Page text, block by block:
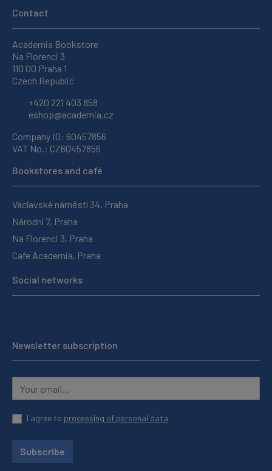
Contact
Academia Bookstore
Na Florenci 3
110 00 Praha 1
Czech Republic
+420 221 403 858
eshop@academia.cz
Company ID: 60457856
VAT No.: CZ60457856
Bookstores and café
Václavské náměstí 34, Praha
Národní 7, Praha
Na Florenci 3, Praha
Cafe Academia, Praha
Social networks
Newsletter subscription
I agree to processing of personal data
Subscribe